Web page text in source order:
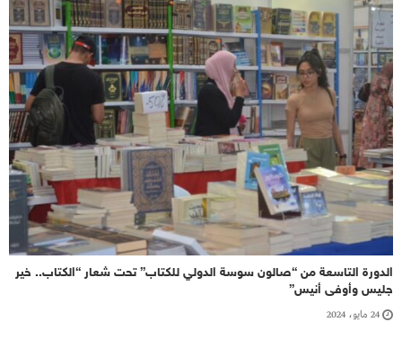
الدورة التاسعة من “صالون سوسة الدولي للكتاب” تحت شعار “الكتاب.. خير
جليس وأوفى أنيس”
24 مايو، 2024